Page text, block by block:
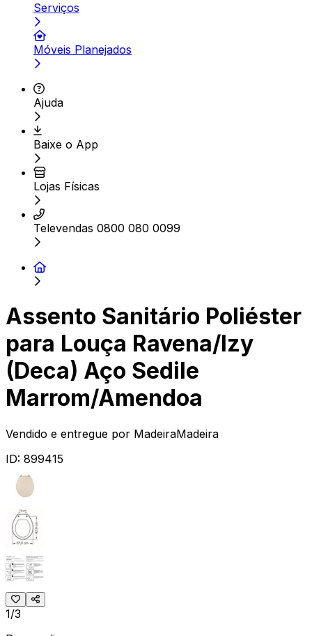
Serviços
Móveis Planejados
Ajuda
Baixe o App
Lojas Físicas
Televendas 0800 080 0099
Assento Sanitário Poliéster
para Louça Ravena/Izy
(Deca) Aço Sedile
Marrom/Amendoa
Vendido e entregue por MadeiraMadeira
ID: 899415
1/3